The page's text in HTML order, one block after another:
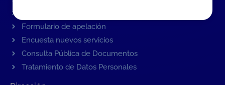
Formulario de apelación
Encuesta nuevos servicios
Consulta Pública de Documentos
Tratamiento de Datos Personales